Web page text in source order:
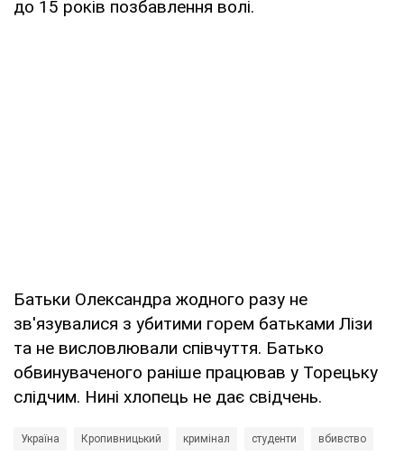
до 15 років позбавлення волі.
Батьки Олександра жодного разу не
зв'язувалися з убитими горем батьками Лізи
та не висловлювали співчуття. Батько
обвинуваченого раніше працював у Торецьку
слідчим. Нині хлопець не дає свідчень.
Україна Кропивницький кримінал студенти вбивство